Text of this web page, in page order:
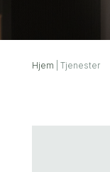
Hjem Tjenester